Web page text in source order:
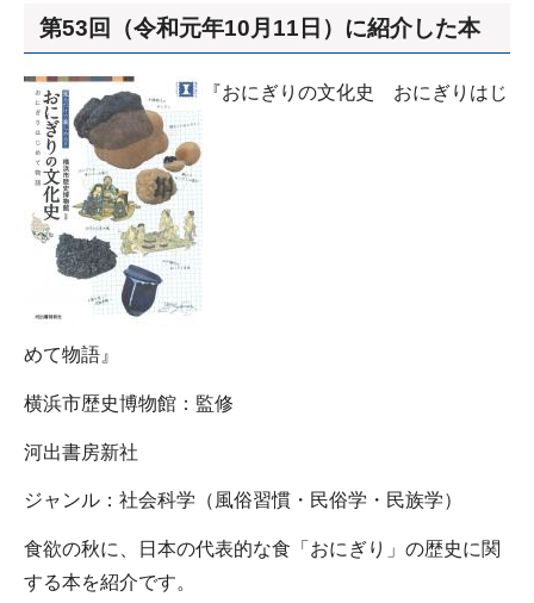
第53回（令和元年10月11日）に紹介した本
『おにぎりの文化史 おにぎりはじ
めて物語』
横浜市歴史博物館：監修
河出書房新社
ジャンル：社会科学（風俗習慣・民俗学・民族学）
食欲の秋に、日本の代表的な食「おにぎり」の歴史に関
する本を紹介です。